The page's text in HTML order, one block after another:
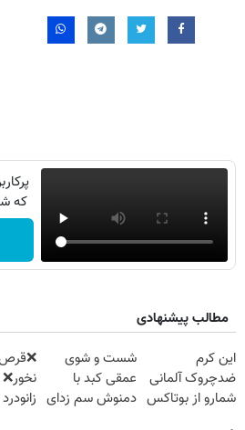
که
مطالب پیشنهادی
این کرم
ضدچروک آلمانی
شمارو از بوتاکس
شست و شوی
عمقی کبد با
دمنوش سم زدای
❌قرص‌